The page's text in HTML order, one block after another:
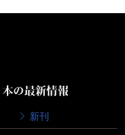
本の最新情報
新刊